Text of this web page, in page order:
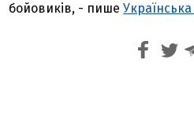
бойовиків, - пише